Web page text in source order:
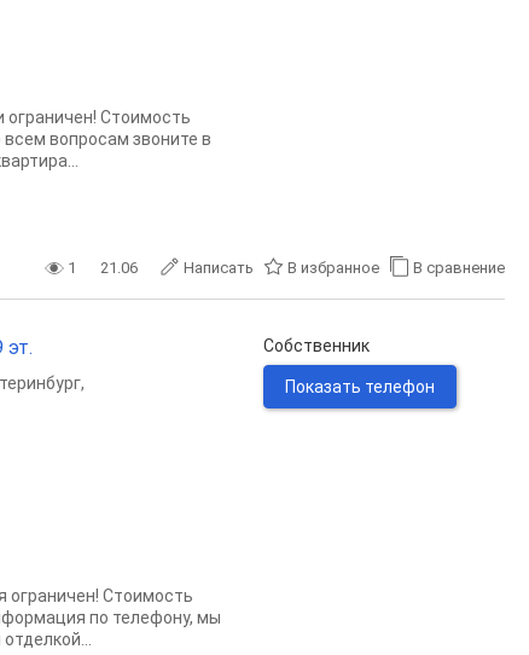
ограничен! Стоимость
вопросам звоните в
1 21.06 Написать В избранное В сравнение
эт.
,
ограничен! Стоимость
по телефону, мы
Собственник
Показать телефон